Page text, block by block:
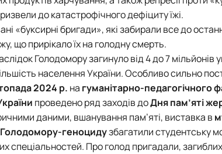
до катастрофічного дефіциту їжі.
«буксирні бригади», які забирали все до
що прирікало їх на голодну смерть.
Голодомору загинуло від 4 до 7 мільйонів
населення України. Особливо сильно
2024 р. на гуманітарно-педагогічного
проведено ряд заходів доДня пам’яті
даними, вшанування пам’яті, виставка в
геноцидузбагатили студентську
спеціальностей. Про голод пригадали,